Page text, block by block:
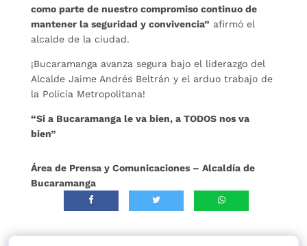
como parte de nuestro compromiso continuo de
mantener la seguridad y convivencia” afirmó el
alcalde de la ciudad.
¡Bucaramanga avanza segura bajo el liderazgo del
Alcalde Jaime Andrés Beltrán y el arduo trabajo de
la Policía Metropolitana!
“Si a Bucaramanga le va bien, a TODOS nos va
bien”
Área de Prensa y Comunicaciones – Alcaldía de
Bucaramanga